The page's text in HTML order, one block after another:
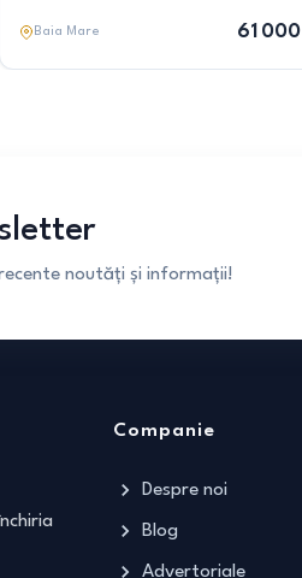
Baia Mare 61 000
noutăți și informații!
Companie
Despre noi
Blog
Advertoriale